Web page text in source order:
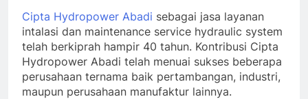
Cipta Hydropower Abadi sebagai jasa layanan
intalasi dan maintenance service hydraulic system
telah berkiprah hampir 40 tahun. Kontribusi Cipta
Hydropower Abadi telah menuai sukses beberapa
perusahaan ternama baik pertambangan, industri,
maupun perusahaan manufaktur lainnya.